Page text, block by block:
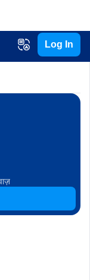
Log In